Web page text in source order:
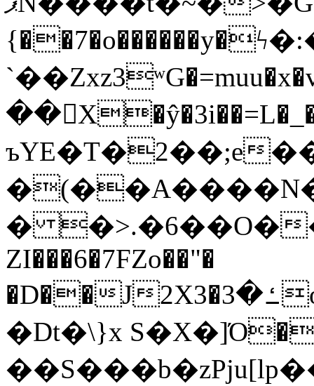
ъYE�T�2��;e
� �>.�6��O�
ZI���6�7FZo��"�
�D��J2X3�ߑ�3o�|aak�q�@����]�K���w���r;�
�Dt�\}x